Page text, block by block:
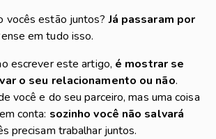
vocês estão juntos?Já passaram por
em tudo isso.
escrever este artigo, é mostrar se
o seu relacionamento ou não.
você e do seu parceiro, mas uma coisa
conta: sozinho você não salvará
precisam trabalhar juntos.